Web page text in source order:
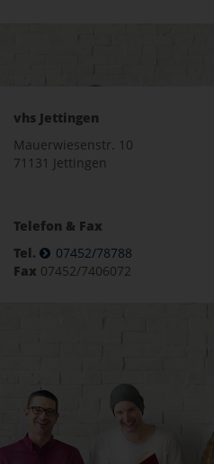
vhs Jettingen
Mauerwiesenstr. 10
71131 Jettingen
Telefon & Fax
Tel.
07452/78788
Fax 07452/7406072